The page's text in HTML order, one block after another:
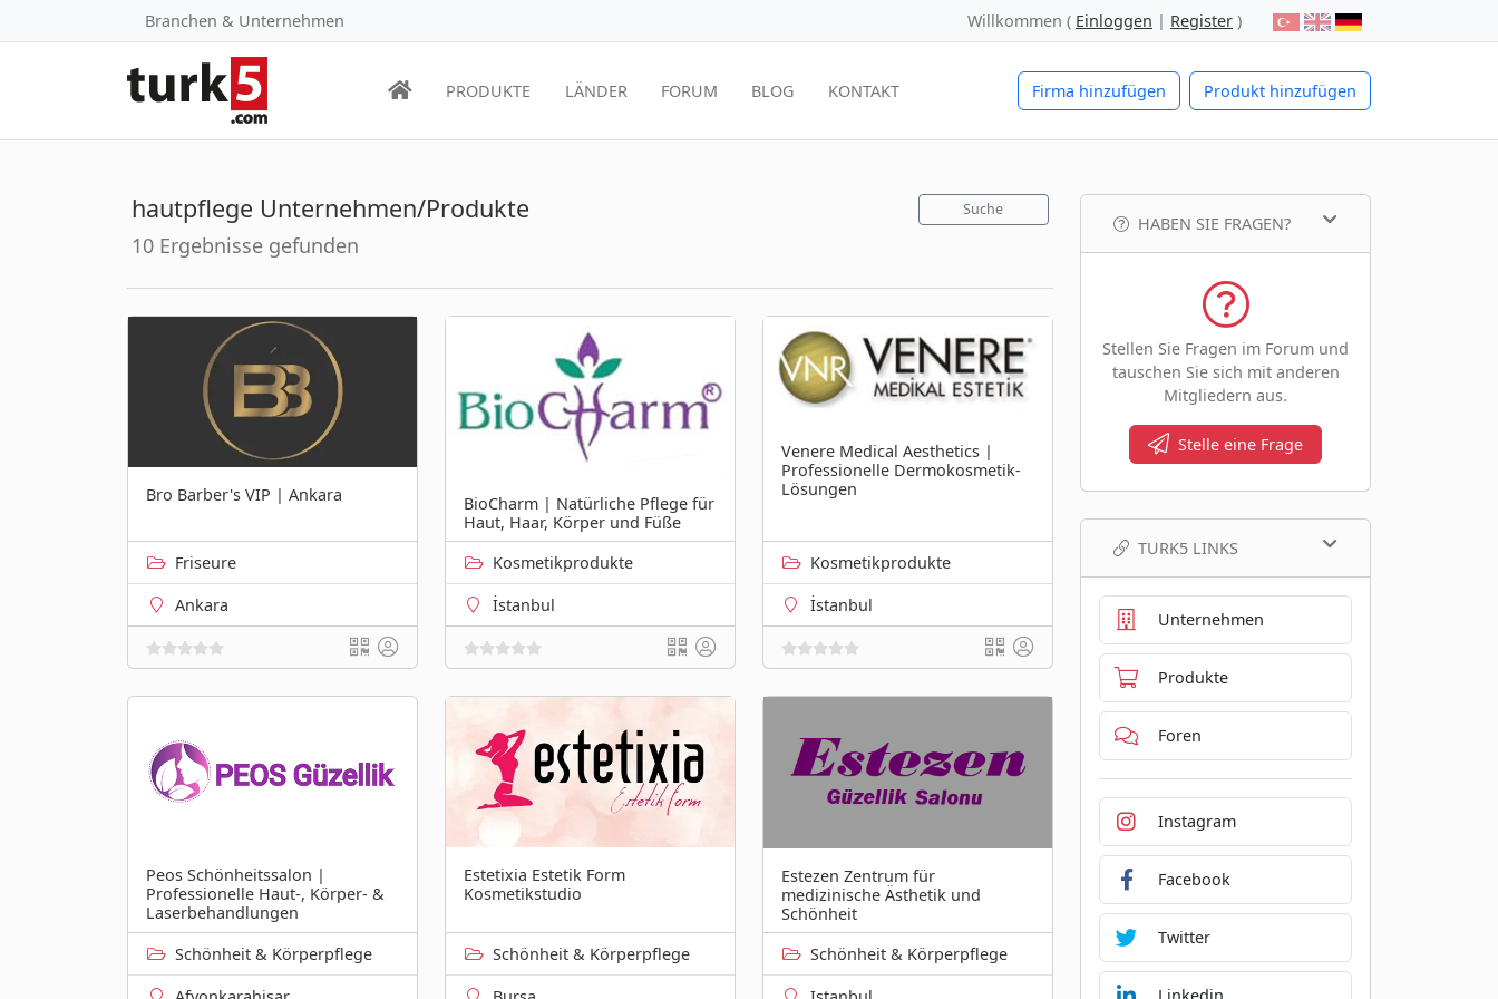
Branchen & Unternehmen Willkommen ( Einloggen | Register )
Firma hinzufügen Produkt hinzufügen
PRODUKTE LÄNDER FORUM BLOG KONTAKT
hautpflege Unternehmen/Produkte
10 Ergebnisse gefunden
Suche
Bro Barber's VIP | Ankara
Friseure
Ankara
BioCharm | Natürliche Pflege für
Haut, Haar, Körper und Füße
Kosmetikprodukte
İstanbul
Venere Medical Aesthetics |
Professionelle Dermokosmetik-
Lösungen
Kosmetikprodukte
İstanbul
Peos Schönheitssalon |
Professionelle Haut-, Körper- &
Laserbehandlungen
Schönheit & Körperpflege
Estetixia Estetik Form
Kosmetikstudio
Schönheit & Körperpflege
Estezen Zentrum für
medizinische Ästhetik und
Schönheit
Schönheit & Körperpflege
HABEN SIE FRAGEN?
Stellen Sie Fragen im Forum und
tauschen Sie sich mit anderen
Mitgliedern aus.
Stelle eine Frage
TURK5 LINKS
Unternehmen
Produkte
Foren
Instagram
Facebook
Twitter